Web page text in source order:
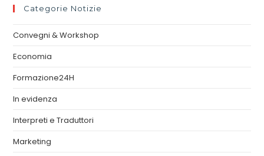
Categorie Notizie
Convegni & Workshop
Economia
Formazione24H
In evidenza
Interpreti e Traduttori
Marketing